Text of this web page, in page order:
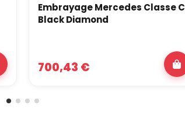
Embrayage Mercedes Classe C
Black Diamond
700,43 €